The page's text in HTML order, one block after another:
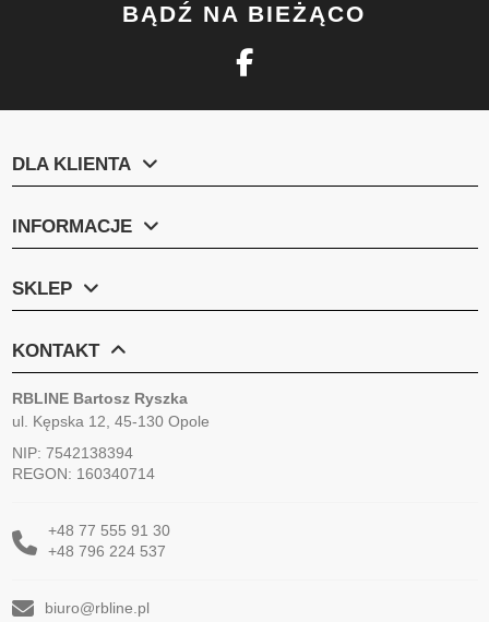
BĄDŹ NA BIEŻĄCO
DLA KLIENTA
INFORMACJE
SKLEP
KONTAKT
RBLINE Bartosz Ryszka
ul. Kępska 12, 45-130 Opole
NIP: 7542138394
REGON: 160340714
+48 77 555 91 30
+48 796 224 537
biuro@rbline.pl